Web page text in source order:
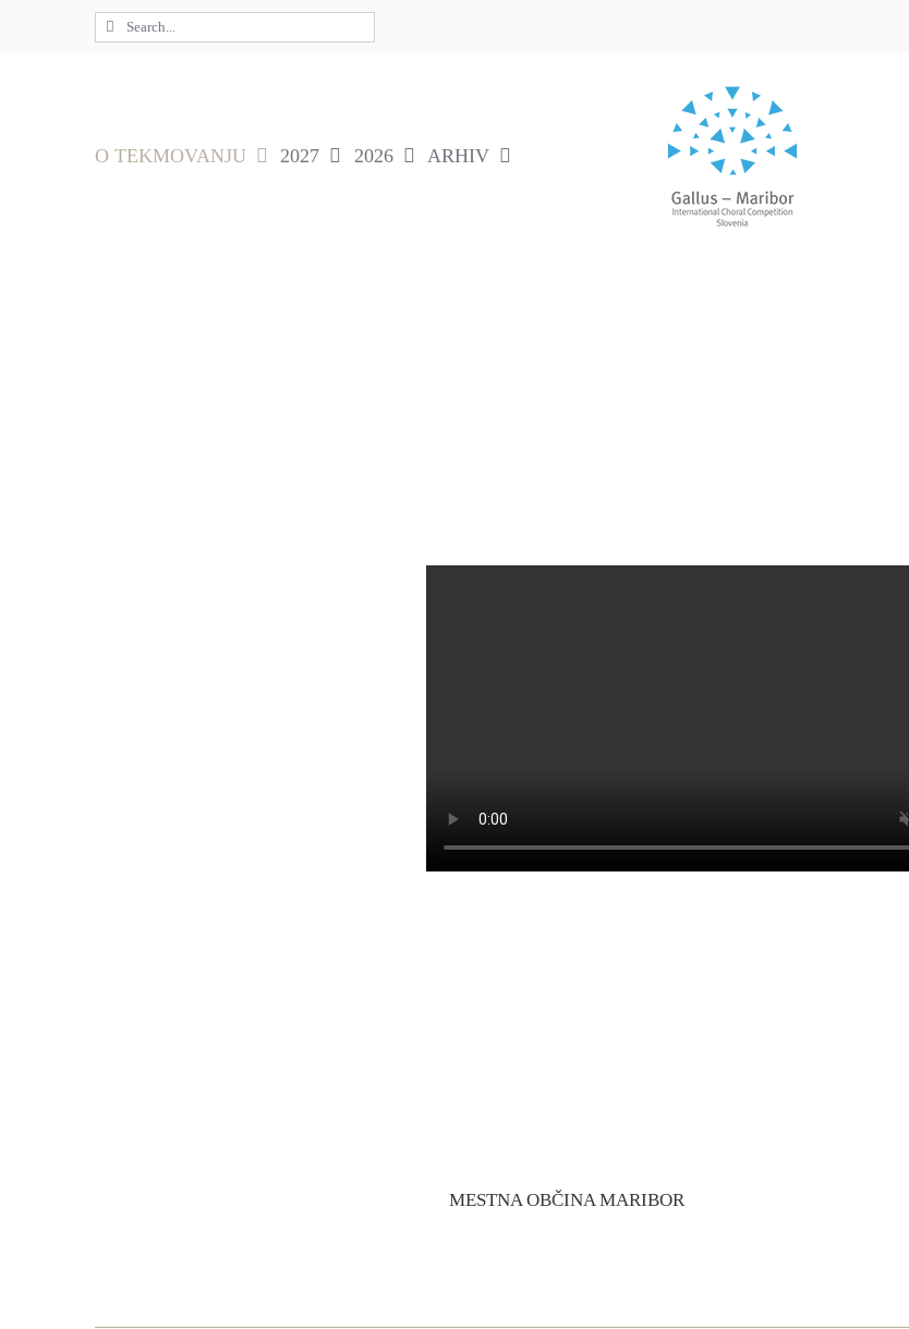
Search
O TEKMOVANJU 2027 2026 ARHIV
MESTNA OBČINA MARIBOR